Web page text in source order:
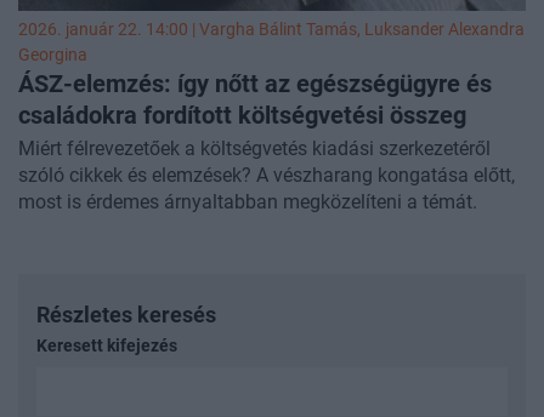
2026. január 22. 14:00 | Vargha Bálint Tamás, Luksander Alexandra
Georgina
ÁSZ-elemzés: így nőtt az egészségügyre és
családokra fordított költségvetési összeg
Miért félrevezetőek a költségvetés kiadási szerkezetéről
szóló cikkek és elemzések? A vészharang kongatása előtt,
most is érdemes árnyaltabban megközelíteni a témát.
Részletes keresés
Keresett kifejezés